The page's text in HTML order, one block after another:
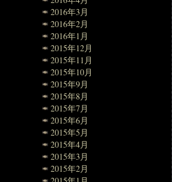
2016年3月
2016年2月
2016年1月
2015年12月
2015年11月
2015年10月
2015年9月
2015年8月
2015年7月
2015年6月
2015年5月
2015年4月
2015年3月
2015年2月